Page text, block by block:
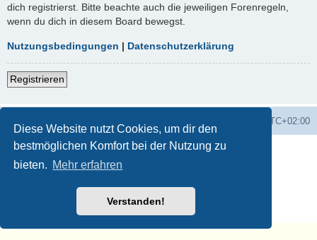
Diese Website nutzt Cookies, um dir den
bestmöglichen Komfort bei der Nutzung zu
bieten. Mehr erfahren
Verstanden!
dich registrierst. Bitte beachte auch die jeweiligen Forenregeln,
wenn du dich in diesem Board bewegst.
Nutzungsbedingungen | Datenschutzerklärung
Registrieren
UTC+02:00
Powered byphpBB® Forum Software © phpBB Limited
Deutsche Übersetzung durch
Musikerziehung.ME